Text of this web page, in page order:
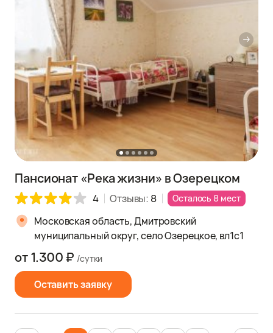
Пансионат «Река жизни» в Озерецком
4 Отзывы: 8 Осталось 8 мест
Московская область, Дмитровский
муниципальный округ, село Озерецкое, вл1с1
Оставить заявку
от 1.300 ₽ /сутки